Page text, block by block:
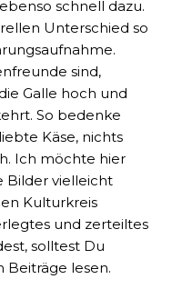
schnell dazu.
Unterschied so
sind,
Galle hoch und
So bedenke
Käse, nichts
Ich möchte hier
Bilder vielleicht
Kulturkreis
und zerteiltes
solltest Du
Beiträge lesen.